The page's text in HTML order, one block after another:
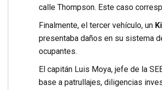
calle Thompson. Este caso
Finalmente, el tercer vehículo, un
presentaba daños en su sistema
ocupantes.
El capitán Luis Moya, jefe de la
base a patrullajes, diligencias